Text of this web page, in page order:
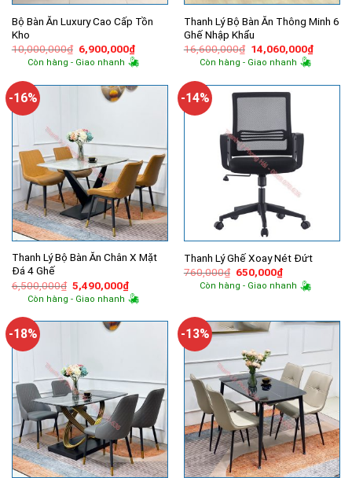
Bộ Bàn Ăn Luxury Cao Cấp Tồn
Kho
10,000,000₫ Giá
gốc
là:
6,900,000₫Giá
hiện
tại
6,900,000₫.
Còn hàng - Giao nhanh
Thanh Lý Bộ Bàn Ăn Thông Minh 6
Ghế Nhập Khẩu
16,600,000₫ Giá
gốc
là:
14,060,000₫Giá
hiện
Còn hàng - Giao nhanh
-16%
Thanh Lý Bộ Bàn Ăn Chân X Mặt
Đá 4 Ghế
6,500,000₫ Giá
gốc
là:
5,490,000₫Giá
hiện
tại
5,490,000₫.
Còn hàng - Giao nhanh
-14%
Thanh Lý Ghế Xoay Nét Đứt
760,000₫ Giá
gốc
là:
650,000₫Giá
hiện
tại
Còn hàng - Giao nhanh
-18% -13%